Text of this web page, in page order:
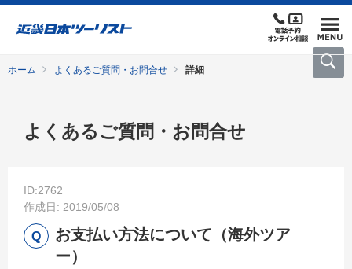
ホーム よくあるご質問・お問合せ 詳細
よくあるご質問・お問合せ
ID:2762
作成日: 2019/05/08
お支払い方法について（海外ツア
ー）